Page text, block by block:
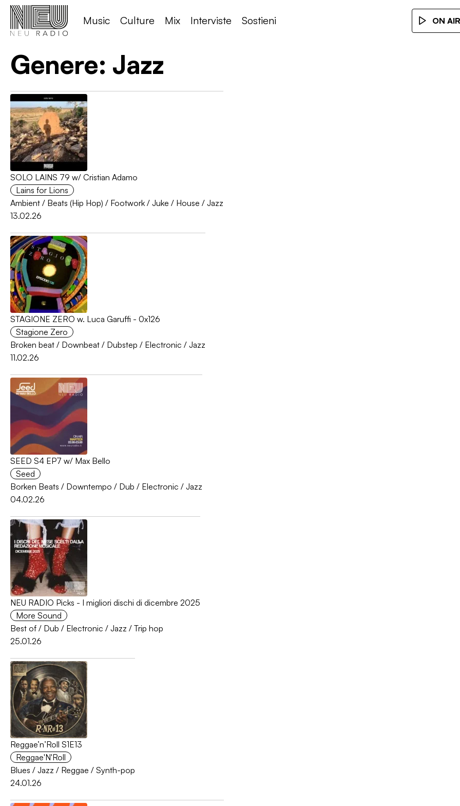
Music Culture Mix Interviste Sostieni ON
Genere: Jazz
SOLO LAINS 79 w/ Cristian Adamo
Lains for Lions
Ambient / Beats (Hip Hop) / Footwork / Juke / House / Jazz
13.02.26
STAGIONE ZERO w. Luca Garuffi - 0x126
Stagione Zero
Broken beat / Downbeat / Dubstep / Electronic / Jazz
11.02.26
SEED S4 EP7 w/ Max Bello
Seed
Borken Beats / Downtempo / Dub / Electronic / Jazz
04.02.26
NEU RADIO Picks - I migliori dischi di dicembre 2025
More Sound
Best of / Dub / Electronic / Jazz / Trip hop
25.01.26
Reggae’n’Roll S1E13
Reggae'N'Roll
Blues / Jazz / Reggae / Synth-pop
24.01.26